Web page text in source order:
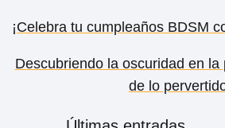
¡Celebra tu cumpleaños BDSM
Descubriendo la oscuridad en
de lo